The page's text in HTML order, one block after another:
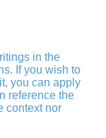
in the
If you wish to
you can apply
reference the
context nor